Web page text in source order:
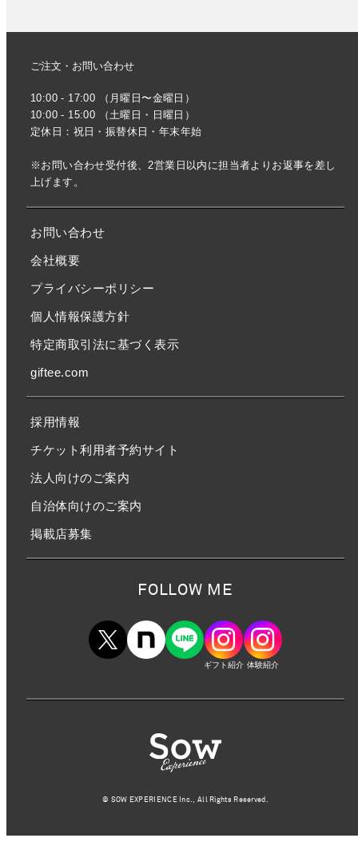
ご注文・お問い合わせ
10:00 - 17:00 （月曜日〜金曜日）
10:00 - 15:00 （土曜日・日曜日）
定休日：祝日・振替休日・年末年始
※お問い合わせ受付後、2営業日以内に担当者よりお返事を差し
上げます。
お問い合わせ
会社概要
プライバシーポリシー
個人情報保護方針
特定商取引法に基づく表示
giftee.com
採用情報
チケット利用者予約サイト
法人向けのご案内
自治体向けのご案内
掲載店募集
FOLLOW ME
ギフト紹介 体験紹介
©︎ SOW EXPERIENCE Inc., All Rights Reserved.